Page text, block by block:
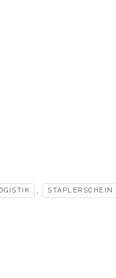
, STAPLERSCHEIN